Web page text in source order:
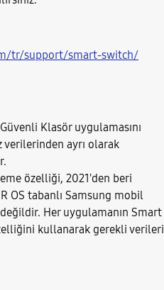
tr/support/smart-switch/
Klasör uygulamasını
verilerinden ayrı olarak
özelliği, 2021'den beri
OS tabanlı Samsung mobil
Her uygulamanın Smart
kullanarak gerekli verileri